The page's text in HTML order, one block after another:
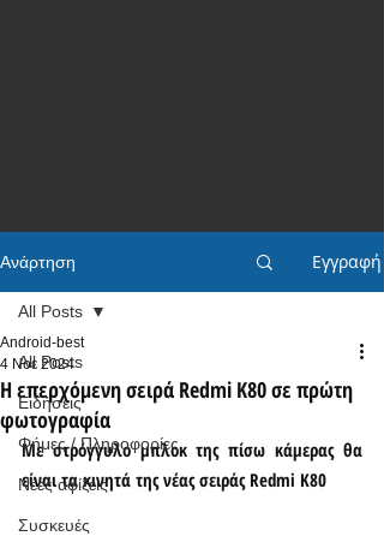
Ανάρτηση Εγγραφή
All Posts
Ειδήσεις
Φήμες / Πληροφορίες
Νέες αφίξεις
Συσκευές
All Posts
Η επερχόμενη σειρά Redmi K80 σε πρώτη
φωτογραφία
Android-best
4 Νοε 2024
Με στρόγγυλο μπλοκ της πίσω κάμερας θα
είναι τα κινητά της νέας σειράς Redmi K80